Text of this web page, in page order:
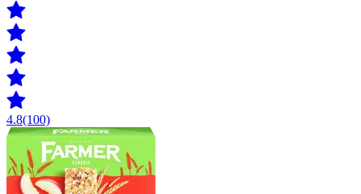
4.8(100)